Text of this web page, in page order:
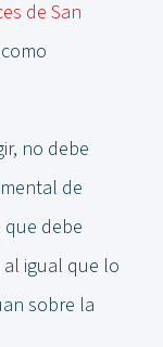
de San
no debe
de
debe
igual que lo
sobre la